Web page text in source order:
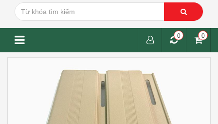
0
0